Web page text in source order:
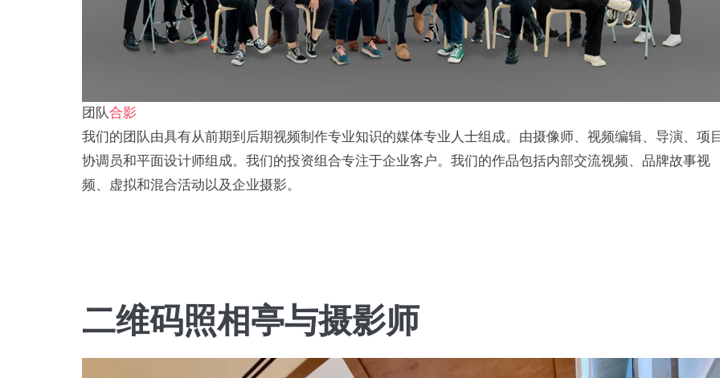
团队合影
我们的团队由具有从前期到后期视频制作专业知识的媒体专业人士组成。由摄像师、视频编辑、导演、项
协调员和平面设计师组成。我们的投资组合专注于企业客户。我们的作品包括内部交流视频、品牌故事视
频、虚拟和混合活动以及企业摄影。
二维码照相亭与摄影师